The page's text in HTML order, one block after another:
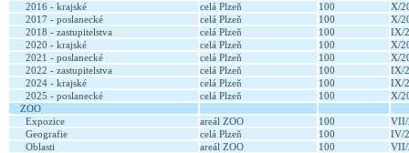
2016 - krajské
celá Plzeň 100
X/
2017 - poslanecké
celá Plzeň 100
X/
2018 - zastupitelstva
celá Plzeň 100
IX/
2020 - krajské
celá Plzeň 100
X/
2021 - poslanecké
celá Plzeň 100
X/
2022 - zastupitelstva
celá Plzeň 100
IX/
2024 - krajské
celá Plzeň 100
IX/
2025 - poslanecké
celá Plzeň 100
X/
ZOO
Expozice
areál ZOO 100
Geografie
celá Plzeň 100
IV/
Oblasti
areál ZOO 100